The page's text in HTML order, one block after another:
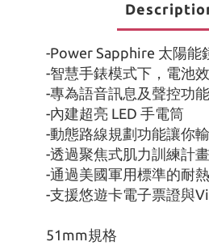
-Power Sapphire 太陽能
-智慧手錶模式下，電池
-專為語音訊息及聲控功
-內建超亮 LED 手電筒
-動態路線規劃功能讓你
-透過聚焦式肌力訓練計
-通過美國軍用標準的耐
-支援悠遊卡電子票證與
51mm規格